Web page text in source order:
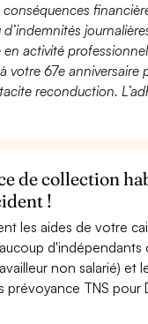
activité
67e anniversaire
reconduction.
de collection
!
les aides de votre
d'indépendants
non salarié) et
prévoyance TNS